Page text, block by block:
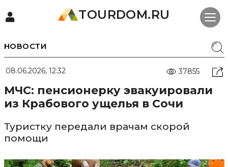
TOURDOM.RU
НОВОСТИ
08.06.2026, 12:32 37855
МЧС: пенсионерку эвакуировали
из Крабового ущелья в Сочи
Туристку передали врачам скорой
помощи